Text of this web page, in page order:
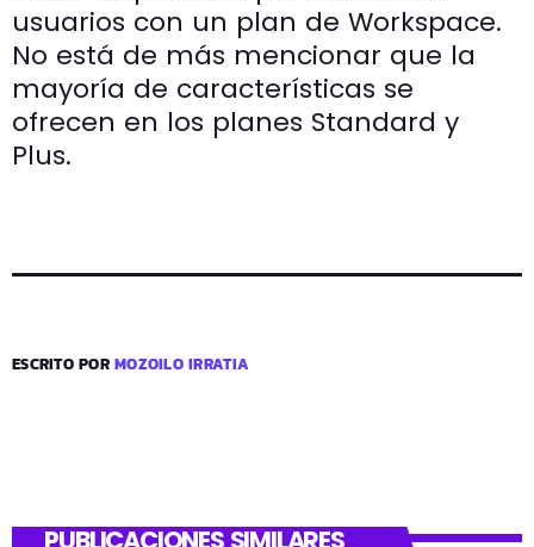
usuarios con un plan de Workspace.
No está de más mencionar que la
mayoría de características se
ofrecen en los planes Standard y
Plus.
ESCRITO PORMOZOILO IRRATIA